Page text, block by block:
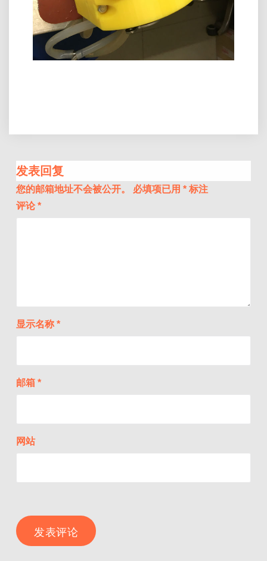
发表回复
您的邮箱地址不会被公开。 必填项已用 * 标注
评论*
显示名称 *
邮箱 *
网站